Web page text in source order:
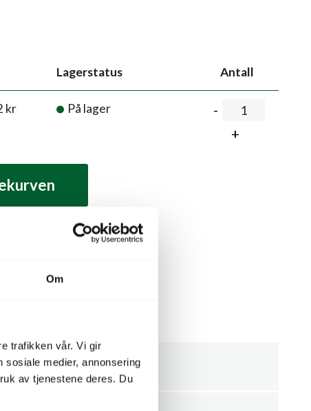
Om
trafikken vår. Vi gir
sosiale medier, annonsering
av tjenestene deres. Du
Lagerstatus Antall
kr På lager
Høytrykkskoplinger